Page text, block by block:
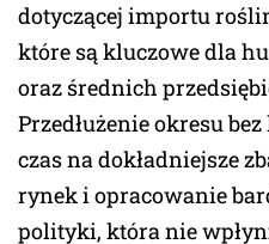
dotyczącej importu
które są kluczowe dla
oraz średnich
Przedłużenie okresu
czas na dokładniejsze
rynek i opracowanie
polityki, która nie